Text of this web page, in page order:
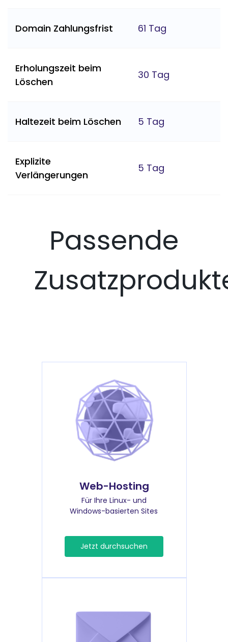
Domain Zahlungsfrist 61 Tag
Erholungszeit beim
Löschen
30 Tag
Haltezeit beim Löschen 5 Tag
Explizite
Verlängerungen
5 Tag
Passende
Web-Hosting
Für Ihre Linux- und
Windows-basierten Sites
Jetzt durchsuchen